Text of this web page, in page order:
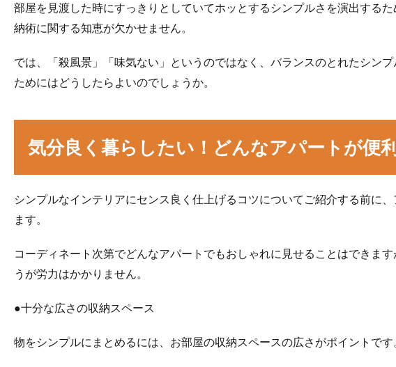
部屋を見渡した時にすっきりとしていてホッとするシンプルさを演出する
納術に関する知恵が欠かせません。
では、「殺風景」「味気ない」というのではなく、バランスのとれたシン
ためにはどうしたらよいのでしょうか。
気分良く暮らしたい！どんなアパートが便
シンプルなインテリアにセンス良く仕上げるコツについてご紹介する前に
ます。
コーディネート次第でどんなアパートでもおしゃれに見せることはできま
うが労力はかかりません。
●十分な広さの収納スペース
物をシンプルにまとめるには、お部屋の収納スペースの広さがポイントです